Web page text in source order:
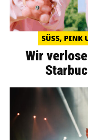
SÜSS, PINK
Wir